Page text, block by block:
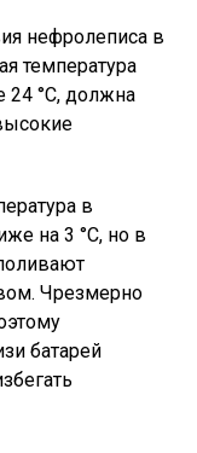
нефролеписа в
температура
24 °C, должна
в
на 3 °C, но в
Чрезмерно
батарей